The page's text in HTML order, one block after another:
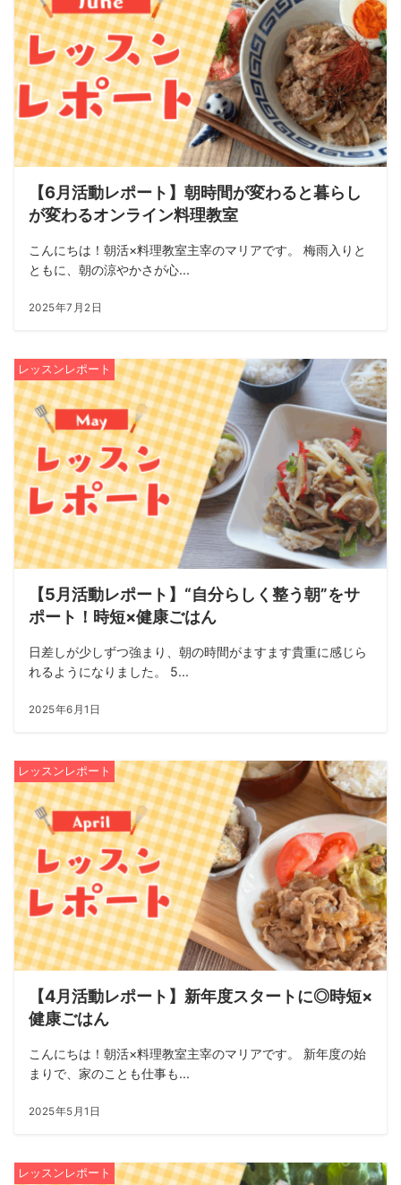
【6月活動レポート】朝時間が変わると暮らし
が変わるオンライン料理教室
こんにちは！朝活×料理教室主宰のマリアです。 梅雨入りと
ともに、朝の涼やかさが心...
2025年7月2日
レッスンレポート
【5月活動レポート】“自分らしく整う朝”をサ
ポート！時短×健康ごはん
日差しが少しずつ強まり、朝の時間がますます貴重に感じら
れるようになりました。 5...
2025年6月1日
レッスンレポート
【4月活動レポート】新年度スタートに◎時短×
健康ごはん
こんにちは！朝活×料理教室主宰のマリアです。 新年度の始
まりで、家のことも仕事も...
2025年5月1日
レッスンレポート